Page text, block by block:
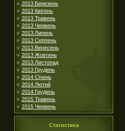
2013 Березень
2013 Квітень
2013 Травень
2013 Червень
2013 Липень
2013 Серпень
2013 Вересень
2013 Жовтень
2013 Листопад
2013 Грудень
2014 Січень
2014 Лютий
2014 Грудень
2015 Травень
2015 Червень
Статистика